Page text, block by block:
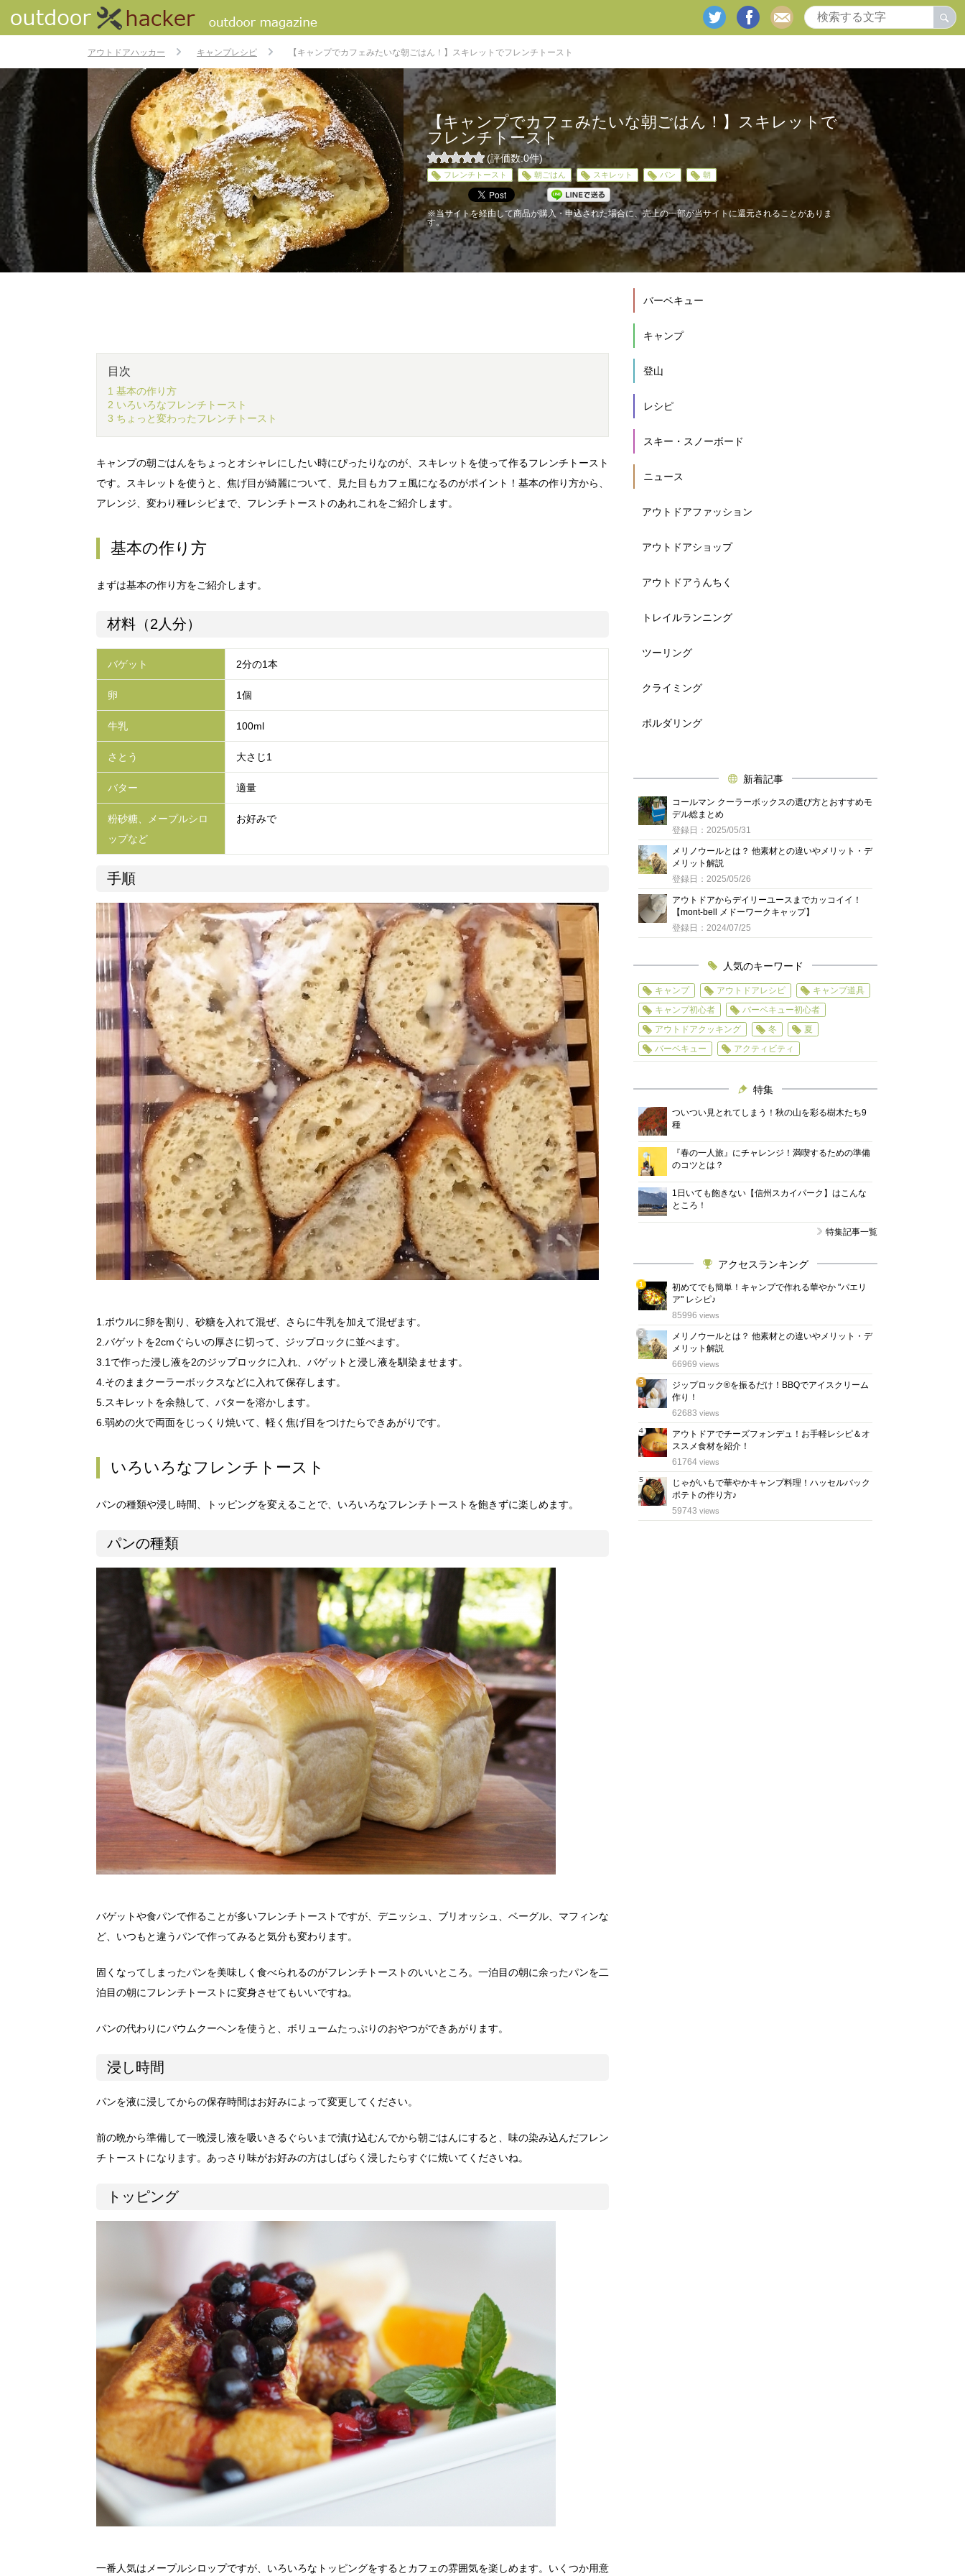
アウトドアハッカー キャンプレシピ 【キャンプでカフェみたいな朝ごはん！】スキレットでフレンチトースト
【キャンプでカフェみたいな朝ごはん！】スキレットで
フレンチトースト
0
5
(評価数:0件)
フレンチトースト 朝ごはん スキレット パン 朝
※当サイトを経由して商品が購入・申込された場合に、売上の一部が当サイトに還元されることがありま
す。
目次
1 基本の作り方
2 いろいろなフレンチトースト
3 ちょっと変わったフレンチトースト
キャンプの朝ごはんをちょっとオシャレにしたい時にぴったりなのが、スキレットを使って作るフレンチトースト
です。スキレットを使うと、焦げ目が綺麗について、見た目もカフェ風になるのがポイント！基本の作り方から、
アレンジ、変わり種レシピまで、フレンチトーストのあれこれをご紹介します。
基本の作り方
まずは基本の作り方をご紹介します。
材料（2人分）
バゲット 2分の1本
卵 1個
牛乳 100ml
さとう 大さじ1
バター 適量
粉砂糖、メープルシロ
ップなど
お好みで
手順
1.ボウルに卵を割り、砂糖を入れて混ぜ、さらに牛乳を加えて混ぜます。
2.バゲットを2cmぐらいの厚さに切って、ジップロックに並べます。
3.1で作った浸し液を2のジップロックに入れ、バゲットと浸し液を馴染ませます。
4.そのままクーラーボックスなどに入れて保存します。
5.スキレットを余熱して、バターを溶かします。
6.弱めの火で両面をじっくり焼いて、軽く焦げ目をつけたらできあがりです。
いろいろなフレンチトースト
パンの種類や浸し時間、トッピングを変えることで、いろいろなフレンチトーストを飽きずに楽しめます。
パンの種類
バゲットや食パンで作ることが多いフレンチトーストですが、デニッシュ、ブリオッシュ、ベーグル、マフィンな
ど、いつもと違うパンで作ってみると気分も変わります。
固くなってしまったパンを美味しく食べられるのがフレンチトーストのいいところ。一泊目の朝に余ったパンを二
泊目の朝にフレンチトーストに変身させてもいいですね。
パンの代わりにバウムクーヘンを使うと、ボリュームたっぷりのおやつができあがります。
浸し時間
パンを液に浸してからの保存時間はお好みによって変更してください。
前の晩から準備して一晩浸し液を吸いきるぐらいまで漬け込むんでから朝ごはんにすると、味の染み込んだフレン
チトーストになります。あっさり味がお好みの方はしばらく浸したらすぐに焼いてくださいね。
トッピング
一番人気はメープルシロップですが、いろいろなトッピングをするとカフェの雰囲気を楽しめます。いくつか用意
バーベキュー
キャンプ
登山
レシピ
スキー・スノーボード
ニュース
アウトドアファッション
アウトドアショップ
アウトドアうんちく
トレイルランニング
ツーリング
クライミング
ボルダリング
新着記事
コールマン クーラーボックスの選び方とおすすめモ
デル総まとめ
登録日：2025/05/31
メリノウールとは？ 他素材との違いやメリット・デ
メリット解説
登録日：2025/05/26
アウトドアからデイリーユースまでカッコイイ！
【mont-bell メドーワークキャップ】
登録日：2024/07/25
人気のキーワード
キャンプ アウトドアレシピ
キャンプ道具
キャンプ初心者
バーベキュー初心者
アウトドアクッキング
冬
夏
バーベキュー
アクティビティ
特集
ついつい見とれてしまう！秋の山を彩る樹木たち9
種
『春の一人旅』にチャレンジ！満喫するための準備
のコツとは？
1日いても飽きない【信州スカイパーク】はこんな
ところ！
特集記事一覧
アクセスランキング
1
位
初めてでも簡単！キャンプで作れる華やか "パエリ
ア" レシピ♪
85996 views
2
位
メリノウールとは？ 他素材との違いやメリット・デ
メリット解説
66969 views
3
位
ジップロック®を振るだけ！BBQでアイスクリーム
作り！
62683 views
4
位
アウトドアでチーズフォンデュ！お手軽レシピ＆オ
ススメ食材を紹介！
61764 views
5
位
じゃがいもで華やかキャンプ料理！ハッセルバック
ポテトの作り方♪
59743 views